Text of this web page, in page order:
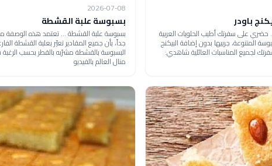
باودر
حضري على سفرتك أطيب الحلويات العربية
المتنوعة، جربيها بدون إضافة البيكنج
لجميع المناسبات العائلية شاهدي:
2026-07-08
بسبوسة علبة القشطة
بسبوسة علبة القشطة ... تعتمد هذه الوصفة من
جداً، بأن جميع المقادير تعيّر بعلبة القشطة
البسبوسة بالقشطة مشرّبه بالقطر بحسب
منال العالم بالفيديو